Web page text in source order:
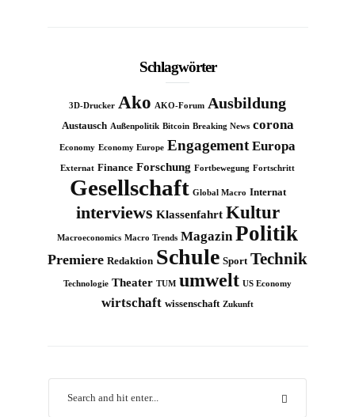
Schlagwörter
3D-Drucker Ako AKO-Forum Ausbildung
Austausch Außenpolitik Bitcoin Breaking News corona
Economy Economy Europe Engagement Europa
Externat Finance Forschung Fortbewegung Fortschritt
Gesellschaft Global Macro Internat
interviews Klassenfahrt Kultur
Macroeconomics Macro Trends Magazin Politik
Premiere Redaktion Schule Sport Technik
Technologie Theater TUM umwelt US Economy
wirtschaft wissenschaft Zukunft